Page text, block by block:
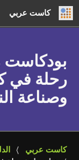
كاست عربي
بودكاست
رحلة في
وصناعة
كاست عربي